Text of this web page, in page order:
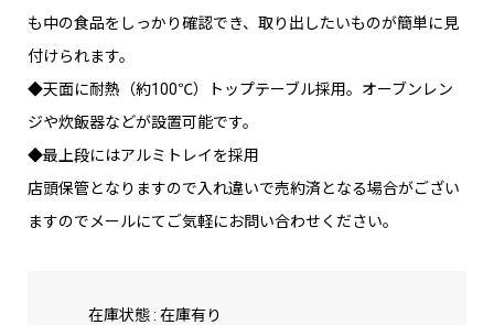
も中の食品をしっかり確認でき、取り出したいものが簡単に見
付けられます。
◆天面に耐熱（約100℃）トップテーブル採用。オーブンレン
ジや炊飯器などが設置可能です。
◆最上段にはアルミトレイを採用
店頭保管となりますので入れ違いで売約済となる場合がござい
ますのでメールにてご気軽にお問い合わせください。
在庫状態 : 在庫有り